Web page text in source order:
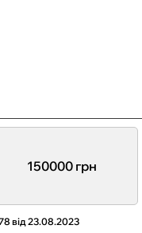
150000 грн
від 23.08.2023